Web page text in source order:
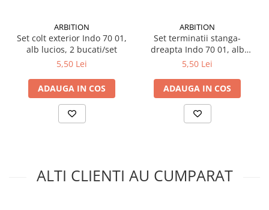
ARBITION
Set colt exterior Indo 70 01,
alb lucios, 2 bucati/set
5,50 Lei
ADAUGA IN COS
ARBITION
Set terminatii stanga-
dreapta Indo 70 01, alb
lucios, 2 bucati/set
5,50 Lei
ADAUGA IN COS
ALTI CLIENTI AU CUMPARAT